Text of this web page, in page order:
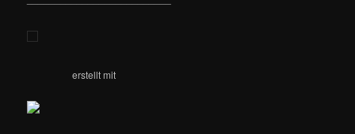
erstellt mit